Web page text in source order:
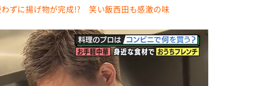
わずに揚げ物が完成!? 笑い飯西田も感激の味